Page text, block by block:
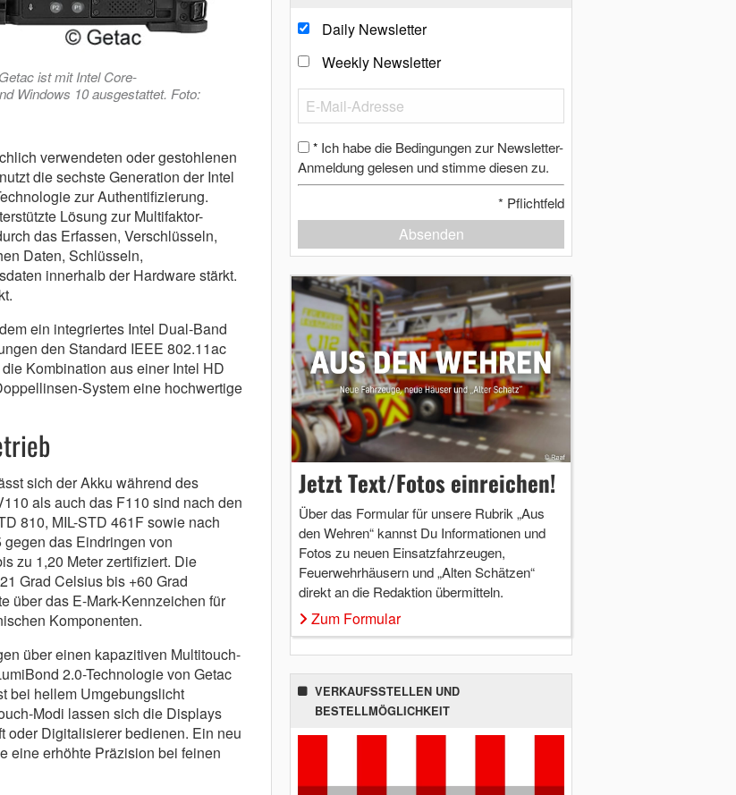
ist mit Intel Core-
Windows 10 ausgestattet. Foto:
verwendeten oder gestohlenen
die sechste Generation der Intel
zur Authentifizierung.
Lösung zur Multifaktor-
das Erfassen, Verschlüsseln,
Daten, Schlüsseln,
innerhalb der Hardware stärkt.
ein integriertes Intel Dual-Band
den Standard IEEE 802.11ac
Kombination aus einer Intel HD
System eine hochwertige
sich der Akku während des
als auch das F110 sind nach den
810, MIL-STD 461F sowie nach
das Eindringen von
zu 1,20 Meter zertifiziert. Die
Grad Celsius bis +60 Grad
über das E-Mark-Kennzeichen für
Komponenten.
über einen kapazitiven Multitouch-
2.0-Technologie von Getac
bei hellem Umgebungslicht
Modi lassen sich die Displays
oder Digitalisierer bedienen. Ein neu
eine erhöhte Präzision bei feinen
Daily Newsletter
Weekly Newsletter
* Ich habe die Bedingungen zur Newsletter-
Anmeldung gelesen und stimme diesen zu.
* Pflichtfeld
Absenden
Jetzt Text/Fotos einreichen!
Über das Formular für unsere Rubrik „Aus
den Wehren“ kannst Du Informationen und
Fotos zu neuen Einsatzfahrzeugen,
Feuerwehrhäusern und „Alten Schätzen“
direkt an die Redaktion übermitteln.
Zum Formular
VERKAUFSSTELLEN UND
BESTELLMÖGLICHKEIT